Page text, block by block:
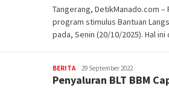
Tangerang, DetikManado.com
program stimulus Bantuan
pada, Senin (20/10/2025). Hal
BERITARedaktur
DetikManado
29 September 2022
Penyaluran BLT BBM